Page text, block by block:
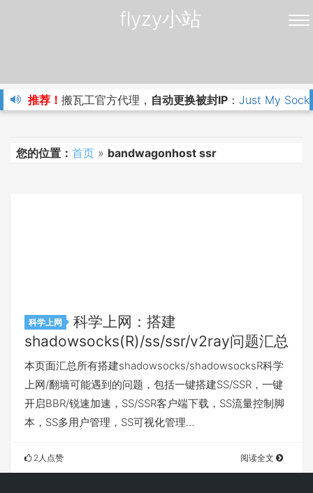
flyzy小站
推荐！ 搬瓦工官方代理， 自动更换被封IP ： Just My
您的位置： 首页 » bandwagonhost ssr
科学上网
科学上网：搭建
shadowsocks(R)/ss/ssr/v2ray问题汇总
本页面汇总所有搭建shadowsocks/shadowsocksR科学
上网/翻墙可能遇到的问题，包括一键搭建SS/SSR，一键
开启BBR/锐速加速，SS/SSR客户端下载，SS流量控制脚
本，SS多用户管理，SS可视化管理…
2人点赞 阅读全文